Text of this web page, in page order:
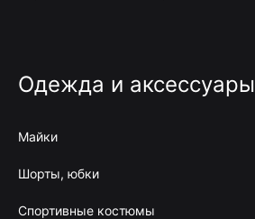
Одежда и аксессуары
Майки
Шорты, юбки
Спортивные костюмы